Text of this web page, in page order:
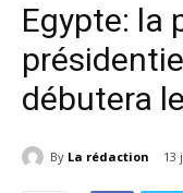
Egypte: la
débutera
By La rédaction 13